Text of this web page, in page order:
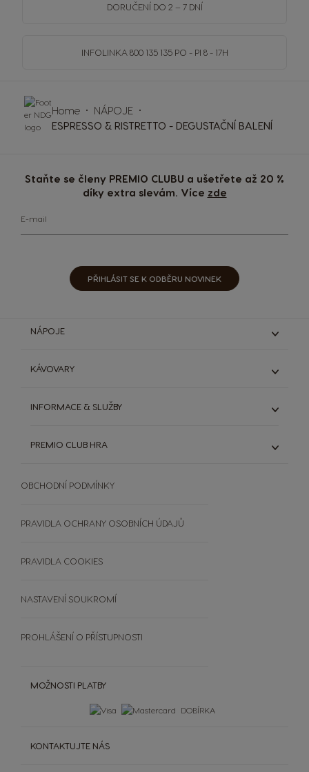
DORUČENÍ DO 2 – 7 DNÍ
INFOLINKA 800 135 135 PO - PI 8 - 17H
Staňte se členy PREMIO CLUBU a ušetřete až 20 %
díky extra slevám. Více zde
E-mail
PŘIHLÁSIT SE K ODBĚRU NOVINEK
Home
NÁPOJE
ESPRESSO & RISTRETTO - DEGUSTAČNÍ BALENÍ
NÁPOJE
Lungo & grande
Čokoládové nápoje
Dallmayr
Zobrazit všechny nápoje
KÁVOVARY
Genio S Plus
Zobrazit všechny kávovary
Šálky a termohrnky
INFORMACE & SLUŽBY
DOLCE GUSTO SYSTÉM
UDRŽITELNOST
Extra Space
PREMIO CLUB HRA
Vložte kód
MOŽNOSTI PLATBY
DOBÍRKA
KONTAKTUJTE NÁS
OBCHODNÍ PODMÍNKY
PRAVIDLA OCHRANY OSOBNÍCH ÚDAJŮ
PRAVIDLA COOKIES
NASTAVENÍ SOUKROMÍ
PROHLÁŠENÍ O PŘÍSTUPNOSTI